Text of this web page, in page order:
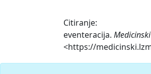
Citiranje:
eventeracija.
<https://